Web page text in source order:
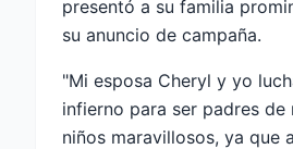
presentó a su familia
su anuncio de campaña.
"Mi esposa Cheryl y yo
infierno para ser padres de
niños maravillosos, ya que